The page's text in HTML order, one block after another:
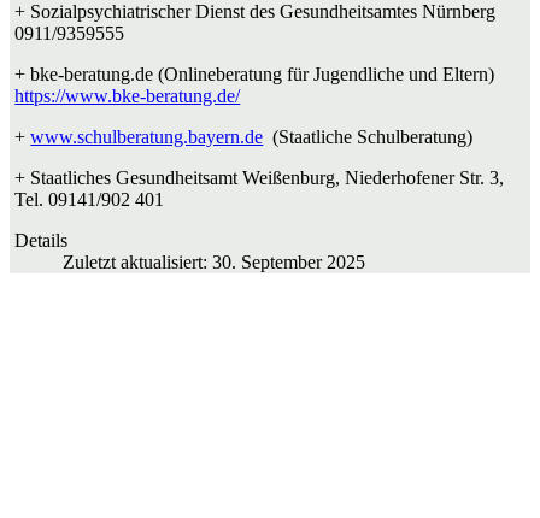
+ Sozialpsychiatrischer Dienst des Gesundheitsamtes Nürnberg
0911/9359555
+ bke-beratung.de (Onlineberatung für Jugendliche und Eltern)
https://www.bke-beratung.de/
+www.schulberatung.bayern.de (Staatliche Schulberatung)
+ Staatliches Gesundheitsamt Weißenburg, Niederhofener Str. 3,
Tel. 09141/902 401
Details
Zuletzt aktualisiert: 30. September 2025